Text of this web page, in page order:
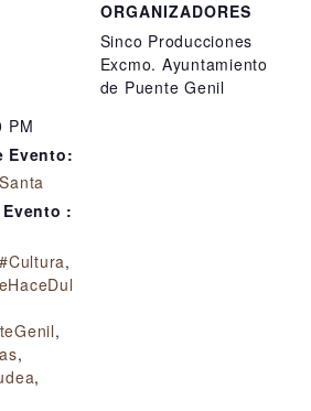
PM
Evento:
:
#Cultura,
,
,
,
ORGANIZADORES
Sinco Producciones
Excmo. Ayuntamiento
de Puente Genil